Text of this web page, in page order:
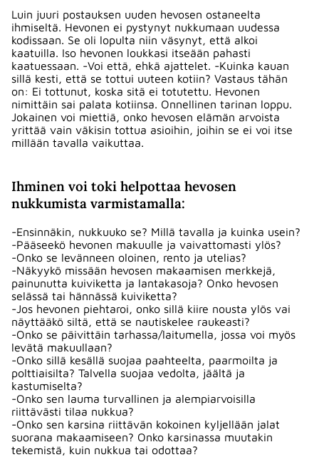
Luin juuri postauksen uuden hevosen ostaneelta
ihmiseltä. Hevonen ei pystynyt nukkumaan uudessa
kodissaan. Se oli lopulta niin väsynyt, että alkoi
kaatuilla. Iso hevonen loukkasi itseään pahasti
kaatuessaan. -Voi että, ehkä ajattelet. -Kuinka kauan
sillä kesti, että se tottui uuteen kotiin? Vastaus tähän
on: Ei tottunut, koska sitä ei totutettu. Hevonen
nimittäin sai palata kotiinsa. Onnellinen tarinan loppu.
Jokainen voi miettiä, onko hevosen elämän arvoista
yrittää vain väkisin tottua asioihin, joihin se ei voi itse
millään tavalla vaikuttaa.
Ihminen voi toki helpottaa hevosen
nukkumista varmistamalla:
-Ensinnäkin, nukkuuko se? Millä tavalla ja kuinka usein?
-Pääseekö hevonen makuulle ja vaivattomasti ylös?
-Onko se levänneen oloinen, rento ja utelias?
-Näkyykö missään hevosen makaamisen merkkejä,
painunutta kuiviketta ja lantakasoja? Onko hevosen
selässä tai hännässä kuiviketta?
-Jos hevonen piehtaroi, onko sillä kiire nousta ylös vai
näyttääkö siltä, että se nautiskelee raukeasti?
-Onko se päivittäin tarhassa/laitumella, jossa voi myös
levätä makuullaan?
-Onko sillä kesällä suojaa paahteelta, paarmoilta ja
polttiaisilta? Talvella suojaa vedolta, jäältä ja
kastumiselta?
-Onko sen lauma turvallinen ja alempiarvoisilla
riittävästi tilaa nukkua?
-Onko sen karsina riittävän kokoinen kyljellään jalat
suorana makaamiseen? Onko karsinassa muutakin
tekemistä, kuin nukkua tai odottaa?